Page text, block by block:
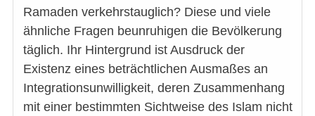
Ramaden verkehrstauglich? Diese und viele
ähnliche Fragen beunruhigen die Bevölkerung
täglich. Ihr Hintergrund ist Ausdruck der
Existenz eines beträchtlichen Ausmaßes an
Integrationsunwilligkeit, deren Zusammenhang
mit einer bestimmten Sichtweise des Islam nicht